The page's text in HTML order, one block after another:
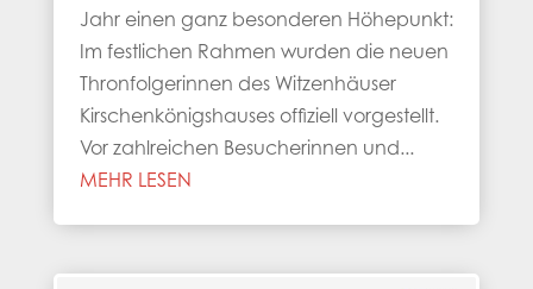
Jahr einen ganz besonderen Höhepunkt:
Im festlichen Rahmen wurden die neuen
Thronfolgerinnen des Witzenhäuser
Kirschenkönigshauses offiziell vorgestellt.
Vor zahlreichen Besucherinnen und...
MEHR LESEN